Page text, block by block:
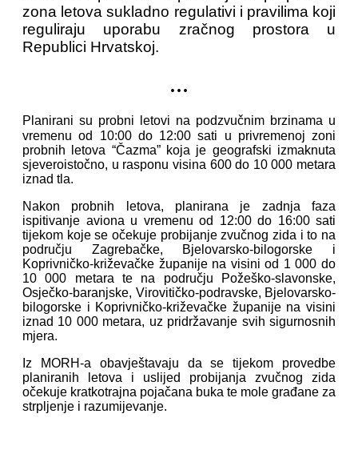
zona letova sukladno regulativi i pravilima koji
reguliraju uporabu zračnog prostora u
Republici Hrvatskoj.
...
Planirani su probni letovi na podzvučnim brzinama u
vremenu od 10:00 do 12:00 sati u privremenoj zoni
probnih letova “Čazma” koja je geografski izmaknuta
sjeveroistočno, u rasponu visina 600 do 10 000 metara
iznad tla.
Nakon probnih letova, planirana je zadnja faza
ispitivanje aviona u vremenu od 12:00 do 16:00 sati
tijekom koje se očekuje probijanje zvučnog zida i to na
području Zagrebačke, Bjelovarsko-bilogorske i
Koprivničko-križevačke županije na visini od 1 000 do
10 000 metara te na području Požeško-slavonske,
Osječko-baranjske, Virovitičko-podravske, Bjelovarsko-
bilogorske i Koprivničko-križevačke županije na visini
iznad 10 000 metara, uz pridržavanje svih sigurnosnih
mjera.
Iz MORH-a obavještavaju da se tijekom provedbe
planiranih letova i uslijed probijanja zvučnog zida
očekuje kratkotrajna pojačana buka te mole građane za
strpljenje i razumijevanje.